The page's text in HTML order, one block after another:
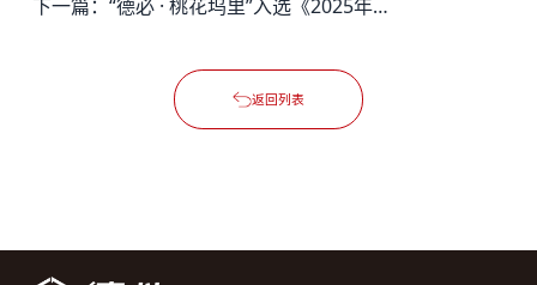
下一篇：
“德必 · 桃花坞里”入选《2025年度城市更新创新实践案例汇编》
返回列表